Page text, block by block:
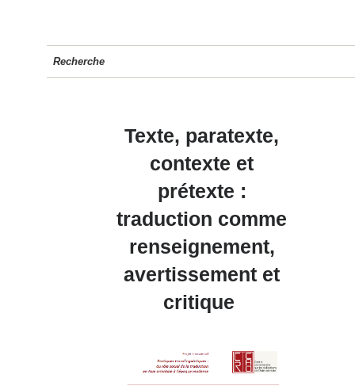
Recherche
Texte, paratexte,
contexte et
prétexte :
traduction comme
renseignement,
avertissement et
critique